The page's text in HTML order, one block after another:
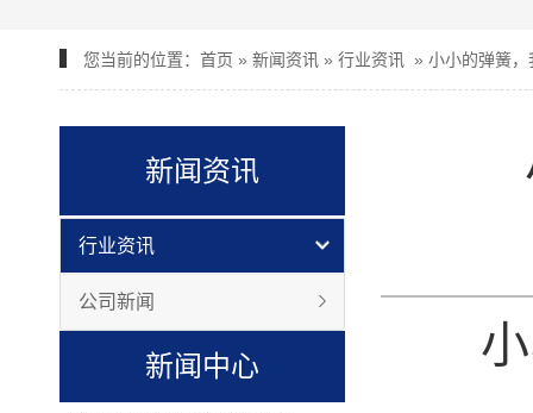
您当前的位置： 首页 » 新闻资讯 » 行业资讯 » 小小的弹簧
新闻资讯
行业资讯
公司新闻
新闻中心